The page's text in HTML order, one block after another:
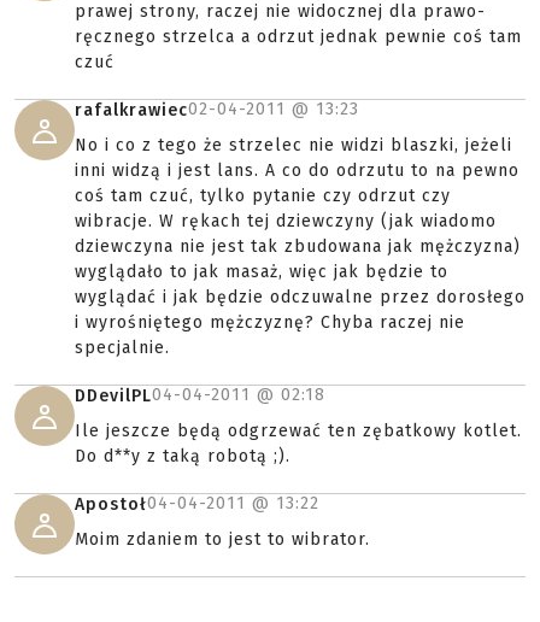
prawej strony, raczej nie widocznej dla prawo-
ręcznego strzelca a odrzut jednak pewnie coś tam
czuć
rafalkrawiec02-04-2011 @ 13:23
No i co z tego że strzelec nie widzi blaszki, jeżeli
inni widzą i jest lans. A co do odrzutu to na pewno
coś tam czuć, tylko pytanie czy odrzut czy
wibracje. W rękach tej dziewczyny (jak wiadomo
dziewczyna nie jest tak zbudowana jak mężczyzna)
wyglądało to jak masaż, więc jak będzie to
wyglądać i jak będzie odczuwalne przez dorosłego
i wyrośniętego mężczyznę? Chyba raczej nie
specjalnie.
DDevilPL04-04-2011 @ 02:18
Ile jeszcze będą odgrzewać ten zębatkowy kotlet.
Do d**y z taką robotą ;).
Apostoł04-04-2011 @ 13:22
Moim zdaniem to jest to wibrator.